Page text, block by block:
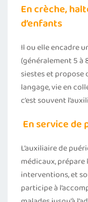
En crèche,
d’enfants
Il ou elle encadre
(généralement 5 à
siestes et propose
langage, vie en
c’est souvent
En service de
L’auxiliaire de
médicaux, prépare
interventions, et
participe à